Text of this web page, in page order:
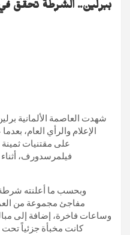
ببرلين.. الشرطة
شهدت العاصمة الألمانية
الإعلام والرأي العام،
على مقتنيات
فيلمرسدورف،
وبحسب ما أعلنته
مفاجئ مجموعة من
وساعات فاخرة، إضافة إلى
كانت مخبأة جزئياً